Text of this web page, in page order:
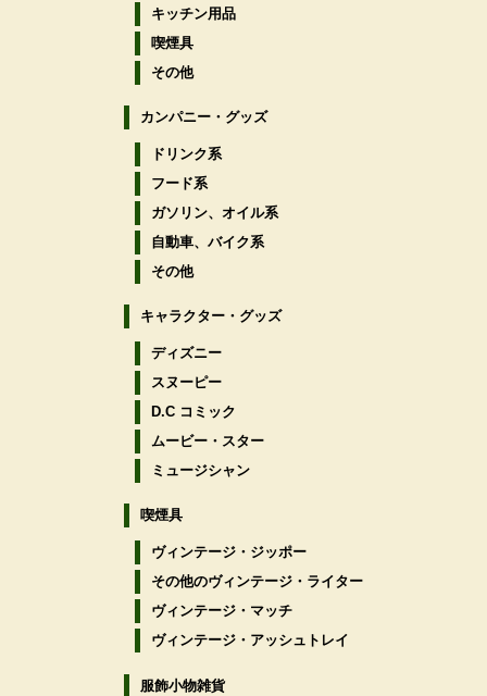
キッチン用品
喫煙具
その他
カンパニー・グッズ
ドリンク系
フード系
ガソリン、オイル系
自動車、バイク系
その他
キャラクター・グッズ
ディズニー
スヌーピー
D.C コミック
ムービー・スター
ミュージシャン
喫煙具
ヴィンテージ・ジッポー
その他のヴィンテージ・ライター
ヴィンテージ・マッチ
ヴィンテージ・アッシュトレイ
服飾小物雑貨